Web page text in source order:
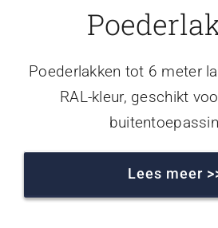
Poederlakken tot 6 meter
RAL-kleur, geschikt
Lees meer